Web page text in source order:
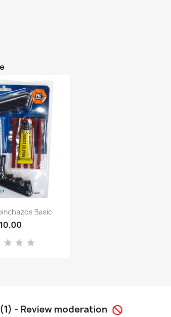
viewBasic
- Review moderation 